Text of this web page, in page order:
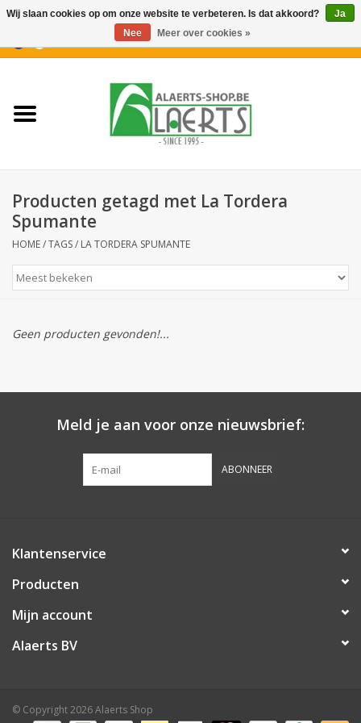
Nieuwigheden
Koffiekoekjes
Botanicals
Relatiegeschenken
Koffiemachines
Kantoorbenodigdheden
Producten getagd met La Tordera
Spumante
HOME/TAGS/ LA TORDERA SPUMANTE
Geen producten gevonden!...
Meld je aan voor onze nieuwsbrief:
ABONNEER
Klantenservice
Producten
Mijn account
Alaerts BV
© Copyright 2026 Alaerts Shop
Wij slaan cookies op om onze website te verbeteren. Is dat akkoord?
Ja
Nee
Meer over cookies »